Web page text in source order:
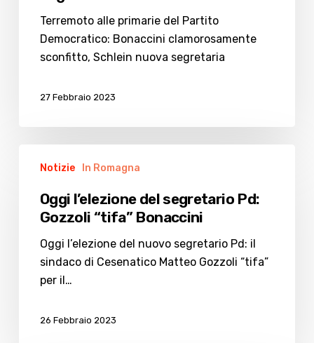
segretaria
Terremoto alle primarie del Partito
Democratico: Bonaccini clamorosamente
sconfitto, Schlein nuova segretaria
27 Febbraio 2023
l’elezione
segretario
Gozzoli
“tifa”
Bonaccini
Notizie In Romagna
Oggi l’elezione del segretario Pd:
Gozzoli “tifa” Bonaccini
Oggi l’elezione del nuovo segretario Pd: il
sindaco di Cesenatico Matteo Gozzoli “tifa”
per il…
26 Febbraio 2023